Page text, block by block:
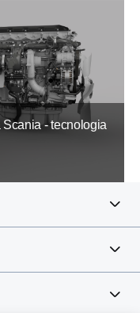
- tecnologia